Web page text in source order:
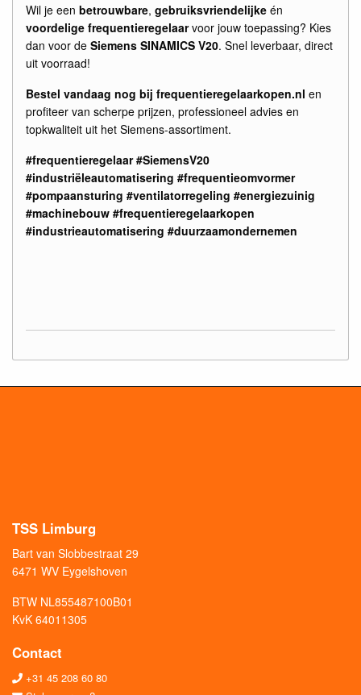
Wil je een betrouwbare, gebruiksvriendelijke én
voordelige frequentieregelaarvoor jouw toepassing? Kies
dan voor de Siemens SINAMICS V20. Snel leverbaar, direct
uit voorraad!
Bestel vandaag nog bij frequentieregelaarkopen.nl en
profiteer van scherpe prijzen, professioneel advies en
topkwaliteit uit het Siemens-assortiment.
#frequentieregelaar #SiemensV20
#industriëleautomatisering #frequentieomvormer
#pompaansturing #ventilatorregeling #energiezuinig
#machinebouw #frequentieregelaarkopen
#industrieautomatisering #duurzaamondernemen
TSS Limburg
Bart van Slobbestraat 29
6471 WV Eygelshoven
BTW NL855487100B01
KvK 64011305
Contact
+31 45 208 60 80